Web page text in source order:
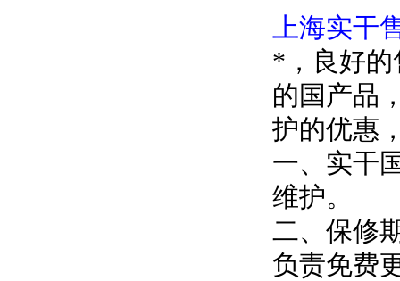
上海实干
*，良好的
的国产品
护的优惠
一、实干
维护。
二、保修
负责免费